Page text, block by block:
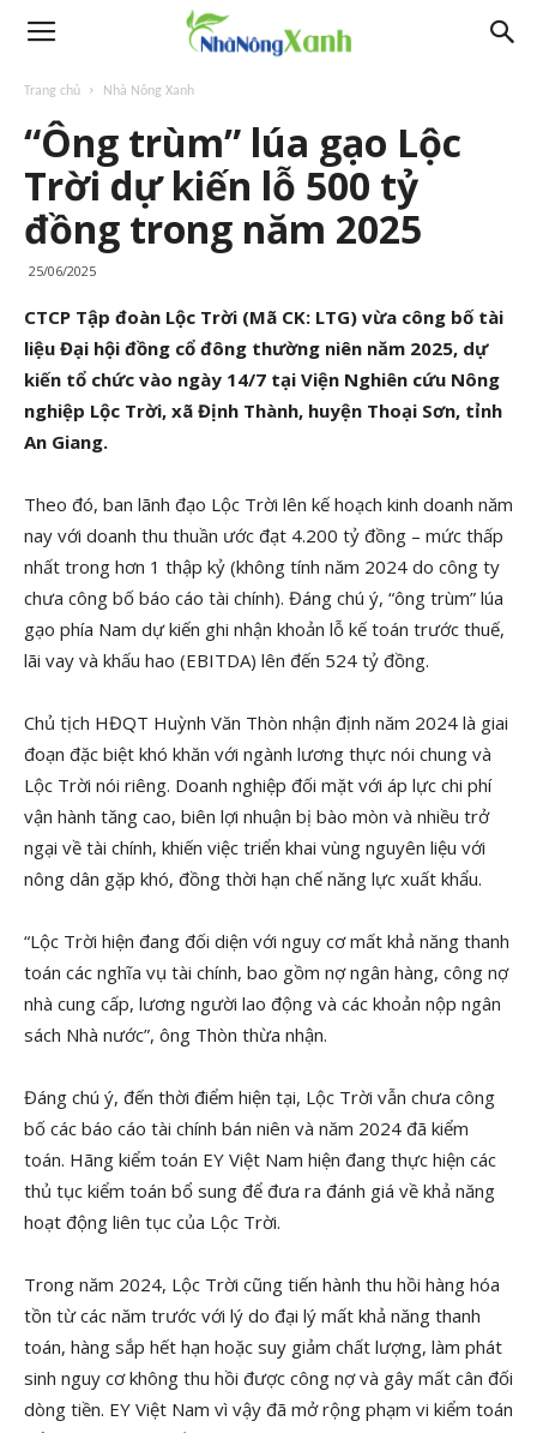
Trang chủ Nhà Nông Xanh
“Ông trùm” lúa gạo Lộc
Trời dự kiến lỗ 500 tỷ
đồng trong năm 2025
25/06/2025
CTCP Tập đoàn Lộc Trời (Mã CK: LTG) vừa công bố tài
liệu Đại hội đồng cổ đông thường niên năm 2025, dự
kiến tổ chức vào ngày 14/7 tại Viện Nghiên cứu Nông
nghiệp Lộc Trời, xã Định Thành, huyện Thoại Sơn, tỉnh
An Giang.
Theo đó, ban lãnh đạo Lộc Trời lên kế hoạch kinh doanh năm
nay với doanh thu thuần ước đạt 4.200 tỷ đồng – mức thấp
nhất trong hơn 1 thập kỷ (không tính năm 2024 do công ty
chưa công bố báo cáo tài chính). Đáng chú ý, “ông trùm” lúa
gạo phía Nam dự kiến ghi nhận khoản lỗ kế toán trước thuế,
lãi vay và khấu hao (EBITDA) lên đến 524 tỷ đồng.
Chủ tịch HĐQT Huỳnh Văn Thòn nhận định năm 2024 là giai
đoạn đặc biệt khó khăn với ngành lương thực nói chung và
Lộc Trời nói riêng. Doanh nghiệp đối mặt với áp lực chi phí
vận hành tăng cao, biên lợi nhuận bị bào mòn và nhiều trở
ngại về tài chính, khiến việc triển khai vùng nguyên liệu với
nông dân gặp khó, đồng thời hạn chế năng lực xuất khẩu.
“Lộc Trời hiện đang đối diện với nguy cơ mất khả năng thanh
toán các nghĩa vụ tài chính, bao gồm nợ ngân hàng, công nợ
nhà cung cấp, lương người lao động và các khoản nộp ngân
sách Nhà nước”, ông Thòn thừa nhận.
Đáng chú ý, đến thời điểm hiện tại, Lộc Trời vẫn chưa công
bố các báo cáo tài chính bán niên và năm 2024 đã kiểm
toán. Hãng kiểm toán EY Việt Nam hiện đang thực hiện các
thủ tục kiểm toán bổ sung để đưa ra đánh giá về khả năng
hoạt động liên tục của Lộc Trời.
Trong năm 2024, Lộc Trời cũng tiến hành thu hồi hàng hóa
tồn từ các năm trước với lý do đại lý mất khả năng thanh
toán, hàng sắp hết hạn hoặc suy giảm chất lượng, làm phát
sinh nguy cơ không thu hồi được công nợ và gây mất cân đối
dòng tiền. EY Việt Nam vì vậy đã mở rộng phạm vi kiểm toán